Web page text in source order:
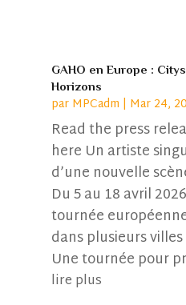
GAHO en Europe :
Horizons
par MPCadm | Mar 24,
Read the press
here Un artiste
d’une nouvelle
Du 5 au 18 avril
tournée
dans plusieurs
Une tournée pour
lire plus